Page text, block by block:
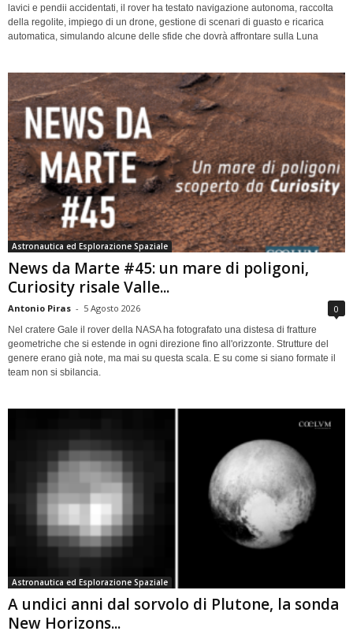
lavici e pendii accidentati, il rover ha testato navigazione autonoma, raccolta
della regolite, impiego di un drone, gestione di scenari di guasto e ricarica
automatica, simulando alcune delle sfide che dovrà affrontare sulla Luna
Astronautica ed Esplorazione Spaziale
News da Marte #45: un mare di poligoni,
Curiosity risale Valle...
Antonio Piras - 5 Agosto 2026 0
Nel cratere Gale il rover della NASA ha fotografato una distesa di fratture
geometriche che si estende in ogni direzione fino all'orizzonte. Strutture del
genere erano già note, ma mai su questa scala. E su come si siano formate il
team non si sbilancia.
Astronautica ed Esplorazione Spaziale
A undici anni dal sorvolo di Plutone, la sonda
New Horizons...